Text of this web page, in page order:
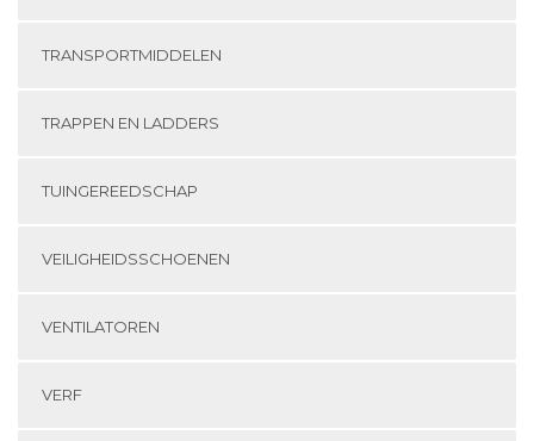
TRANSPORTMIDDELEN
TRAPPEN EN LADDERS
TUINGEREEDSCHAP
VEILIGHEIDSSCHOENEN
VENTILATOREN
VERF